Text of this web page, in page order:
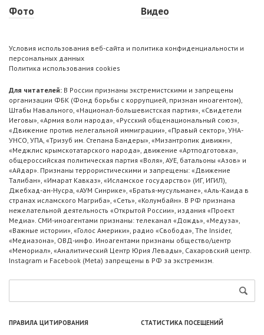
Фото
Видео
Условия использования веб-сайта и политика конфиденциальности и
персональных данных
Политика использования cookies
Для читателей: В России признаны экстремистскими и запрещены
организации ФБК (Фонд борьбы с коррупцией, признан иноагентом),
Штабы Навального, «Национал-большевистская партия», «Свидетели
Иеговы», «Армия воли народа», «Русский общенациональный союз»,
«Движение против нелегальной иммиграции», «Правый сектор», УНА-
УНСО, УПА, «Тризуб им. Степана Бандеры», «Мизантропик дивижн»,
«Меджлис крымскотатарского народа», движение «Артподготовка»,
общероссийская политическая партия «Воля», АУЕ, батальоны «Азов» и
«Айдар». Признаны террористическими и запрещены: «Движение
Талибан», «Имарат Кавказ», «Исламское государство» (ИГ, ИГИЛ),
Джебхад-ан-Нусра, «АУМ Синрике», «Братья-мусульмане», «Аль-Каида в
странах исламского Магриба», «Сеть», «Колумбайн». В РФ признана
нежелательной деятельность «Открытой России», издания «Проект
Медиа». СМИ-иноагентами признаны: телеканал «Дождь», «Медуза»,
«Важные истории», «Голос Америки», радио «Свобода», The Insider,
«Медиазона», ОВД-инфо. Иноагентами признаны общество/центр
«Мемориал», «Аналитический Центр Юрия Левады», Сахаровский центр.
Instagram и Facebook (Metа) запрещены в РФ за экстремизм.
ПРАВИЛА ЦИТИРОВАНИЯ СТАТИСТИКА ПОСЕЩЕНИЙ